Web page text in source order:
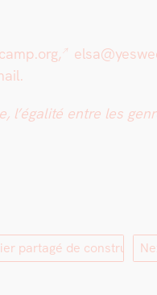
l’égalité entre les
partagé de